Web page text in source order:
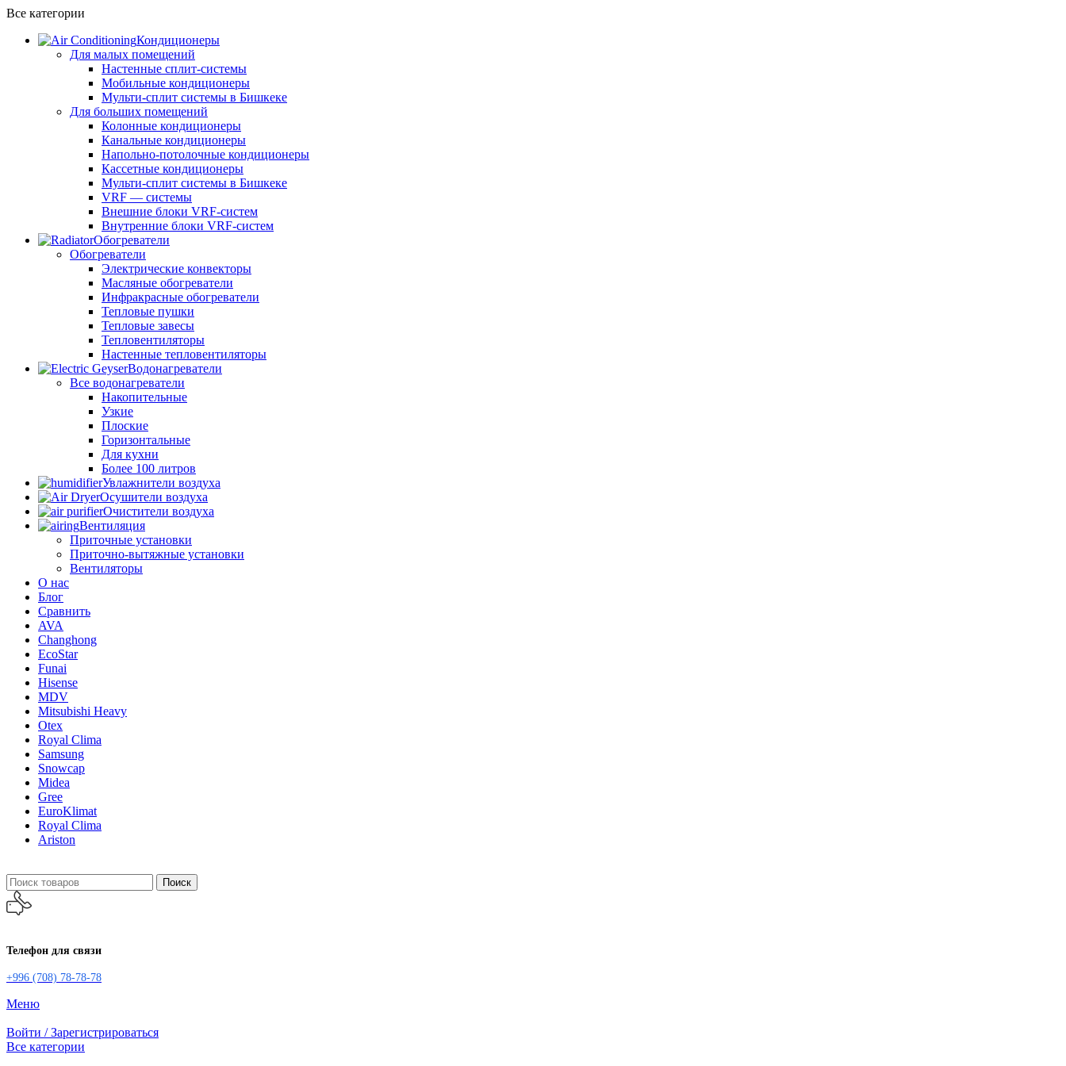
Все категории
Кондиционеры
Для малых помещений
Настенные сплит-системы
Мобильные кондиционеры
Мульти-сплит системы в Бишкеке
Для больших помещений
Колонные кондиционеры
Канальные кондиционеры
Напольно-потолочные кондиционеры
Кассетные кондиционеры
Мульти-сплит системы в Бишкеке
VRF — системы
Внешние блоки VRF-систем
Внутренние блоки VRF-систем
Обогреватели
Обогреватели
Электрические конвекторы
Масляные обогреватели
Инфракрасные обогреватели
Тепловые пушки
Тепловые завесы
Тепловентиляторы
Настенные тепловентиляторы
Водонагреватели
Все водонагреватели
Накопительные
Узкие
Плоские
Горизонтальные
Для кухни
Более 100 литров
Увлажнители воздуха
Осушители воздуха
Очистители воздуха
Вентиляция
Приточные установки
Приточно-вытяжные установки
Вентиляторы
О нас
Блог
Сравнить
AVA
Changhong
EcoStar
Funai
Hisense
MDV
Mitsubishi Heavy
Otex
Royal Clima
Samsung
Snowcap
Midea
Gree
EuroKlimat
Royal Clima
Ariston
Поиск
Телефон для связи
+996 (708) 78-78-78
Меню
Войти / Зарегистрироваться
Все категории